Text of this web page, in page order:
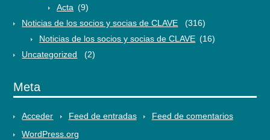
Acta (9)
Noticias de los socios y socias de CLAVE
(316)
Noticias de los socios y socias de CLAVE (16)
Uncategorized
(2)
Meta
Acceder Feed de entradas
Feed de comentarios
WordPress.org